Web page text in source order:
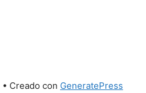
• Creado con GeneratePress